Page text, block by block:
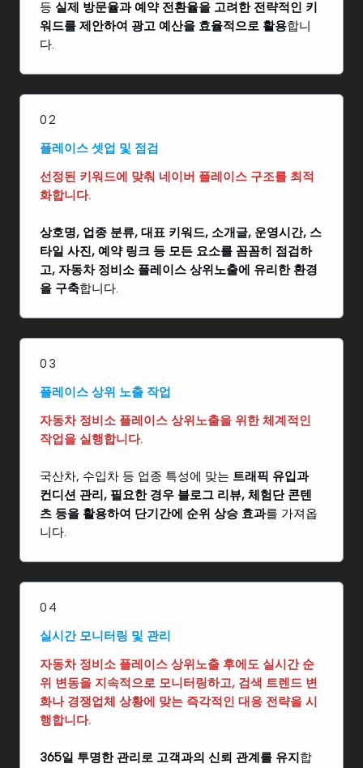
등 실제 방문율과 예약 전환율을 고려한 전략적인 키
워드를 제안하여 광고 예산을 효율적으로 활용합니
다.
02
플레이스 셋업 및 점검
선정된 키워드에 맞춰 네이버 플레이스 구조를 최적
화합니다.
상호명, 업종 분류, 대표 키워드, 소개글, 운영시간, 스
타일 사진, 예약 링크 등 모든 요소를 꼼꼼히 점검하
고, 자동차 정비소 플레이스 상위노출에 유리한 환경
을 구축합니다.
03
플레이스 상위 노출 작업
자동차 정비소 플레이스 상위노출을 위한 체계적인
작업을 실행합니다.
국산차, 수입차 등 업종 특성에 맞는 트래픽 유입과
컨디션 관리, 필요한 경우 블로그 리뷰, 체험단 콘텐
츠 등을 활용하여 단기간에 순위 상승 효과를 가져옵
니다.
04
실시간 모니터링 및 관리
자동차 정비소 플레이스 상위노출 후에도 실시간 순
위 변동을 지속적으로 모니터링하고, 검색 트렌드 변
화나 경쟁업체 상황에 맞는 즉각적인 대응 전략을 시
행합니다.
365일 투명한 관리로 고객과의 신뢰 관계를 유지합